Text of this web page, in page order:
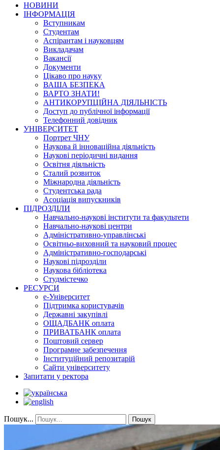
НОВИНИ
ІНФОРМАЦІЯ
Вступникам
Студентам
Аспірантам і науковцям
Викладачам
Вакансії
Документи
Цікаво про науку
ВАША БЕЗПЕКА
ВАРТО ЗНАТИ!
АНТИКОРУПЦІЙНА ДІЯЛЬНІСТЬ
Доступ до публічної інформації
Телефонний довідник
УНІВЕРСИТЕТ
Портрет ЧНУ
Наукова й інноваційна діяльність
Наукові періодичні видання
Освітня діяльність
Сталий розвиток
Міжнародна діяльність
Студентська рада
Асоціація випускників
ПІДРОЗДІЛИ
Навчально-наукові інститути та факультети
Навчально-наукові центри
Адміністративно-управлінські
Освітньо-виховний та науковий процес
Адміністративно-господарські
Наукові підрозділи
Наукова бібліотека
Студмістечко
РЕСУРСИ
е-Університет
Підтримка користувачів
Державні закупівлі
ОЩАДБАНК оплата
ПРИВАТБАНК оплата
Поштовий сервер
Програмне забезпечення
Інституційний репозитарій
Сайти університету
Запитати у ректора
Пошук... Пошук